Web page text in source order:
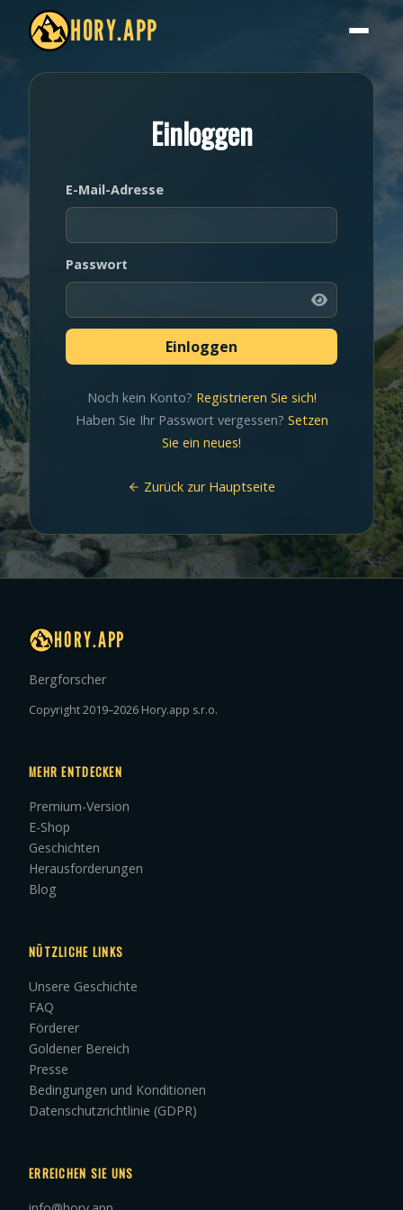
HORY.APP
Einloggen
E-Mail-Adresse
Passwort
Noch kein Konto? Registrieren Sie sich!
Haben Sie Ihr Passwort vergessen? Setzen
Sie ein neues!
Zurück zur Hauptseite
HORY.APP
Bergforscher
Copyright 2019–2026 Hory.app s.r.o.
MEHR ENTDECKEN
Premium-Version
E-Shop
Geschichten
Herausforderungen
Blog
NÜTZLICHE LINKS
Unsere Geschichte
FAQ
Förderer
Goldener Bereich
Presse
Bedingungen und Konditionen
Datenschutzrichtlinie (GDPR)
ERREICHEN SIE UNS